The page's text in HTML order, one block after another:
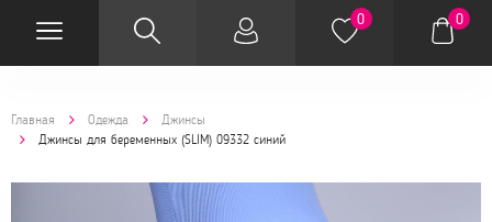
0 0
Главная Одежда
Джинсы
Джинсы для беременных (SLIM) 09332 синий